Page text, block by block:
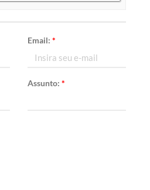
Email: *
Assunto: *